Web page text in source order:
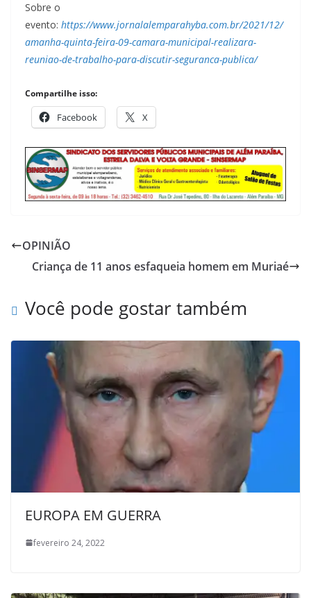
Sobre o
evento: https://www.jornalalemparahyba.com.br/2021/12/
amanha-quinta-feira-09-camara-municipal-realizara-
reuniao-de-trabalho-para-discutir-seguranca-publica/
Compartilhe isso:
Facebook X
OPINIÃO
Criança de 11 anos esfaqueia homem em Muriaé
Você pode gostar também
EUROPA EM GUERRA
fevereiro 24, 2022